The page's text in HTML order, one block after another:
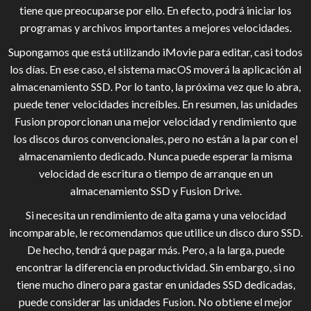
tiene que preocuparse por ello. En efecto, podrá iniciar los
programas y archivos importantes a mejores velocidades.
Supongamos que está utilizando iMovie para editar, casi todos
los días. En ese caso, el sistema macOS moverá la aplicación al
almacenamiento SSD. Por lo tanto, la próxima vez que lo abra,
puede tener velocidades increíbles. En resumen, las unidades
Fusion proporcionan una mejor velocidad y rendimiento que
los discos duros convencionales, pero no están a la par con el
almacenamiento dedicado. Nunca puede esperar la misma
velocidad de escritura o tiempo de arranque en un
almacenamiento SSD y Fusion Drive.
Si necesita un rendimiento de alta gama y una velocidad
incomparable, le recomendamos que utilice un disco duro SSD.
De hecho, tendrá que pagar más. Pero, a la larga, puede
encontrar la diferencia en productividad. Sin embargo, si no
tiene mucho dinero para gastar en unidades SSD dedicadas,
puede considerar las unidades Fusion. No obtiene el mejor